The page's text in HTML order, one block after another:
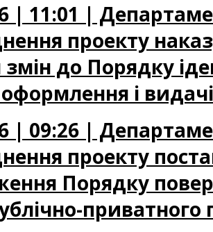
| 11:01 |
проекту
до Порядку
і
| 09:26 |
проекту
Порядку
приватного